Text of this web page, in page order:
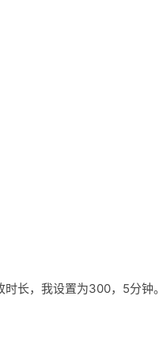
长，我设置为300，5分钟。